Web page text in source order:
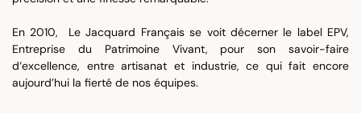
En 2010, Le Jacquard Français se voit décerner le label EPV,
Entreprise du Patrimoine Vivant, pour son savoir-faire
d‘excellence, entre artisanat et industrie, ce qui fait encore
aujourd’hui la fierté de nos équipes.